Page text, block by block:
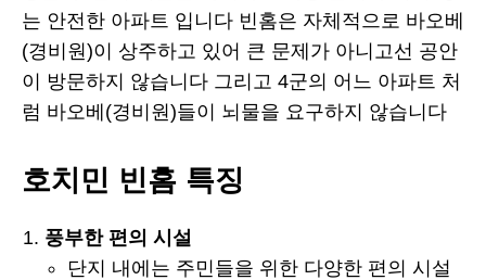
는 안전한 아파트 입니다 빈홈은 자체적으로 바오베
(경비원)이 상주하고 있어 큰 문제가 아니고선 공안
이 방문하지 않습니다 그리고 4군의 어느 아파트 처
럼 바오베(경비원)들이 뇌물을 요구하지 않습니다
호치민 빈홈 특징
풍부한 편의 시설
단지 내에는 주민들을 위한 다양한 편의 시설